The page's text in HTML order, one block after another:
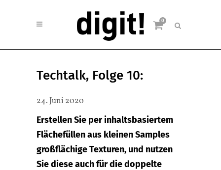
0
Techtalk, Folge 10:
24. Juni 2020
Erstellen Sie per inhaltsbasiertem
Flächefüllen aus kleinen Samples
großflächige Texturen, und nutzen
Sie diese auch für die doppelte